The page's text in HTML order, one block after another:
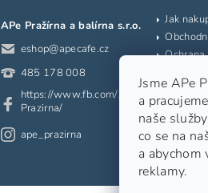
APe Pražírna a balírna s.r.o.
eshop@apecafe.cz
485 178 008
https://www.fb.com/APe.
Prazirna/
ape_prazirna
Jak
Slovník
Odkazy
Moje
Jsme APe
a
naše
co se na
a abychom
reklamy.